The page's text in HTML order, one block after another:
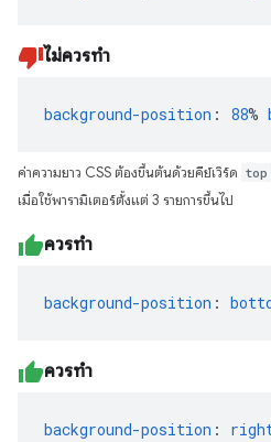
ไม่ควรทำ
background-position : 88%
ค่าความยาว CSS ต้องขึ้นต้นด้วยคีย์เวิร์ด top
เมื่อใช้พารามิเตอร์ตั้งแต่ 3 รายการขึ้นไป
ควรทำ
background-position :
ควรทำ
background-position :